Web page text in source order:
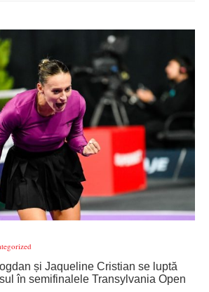
și Jaqueline Cristian se luptă
în semifinalele Transylvania Open